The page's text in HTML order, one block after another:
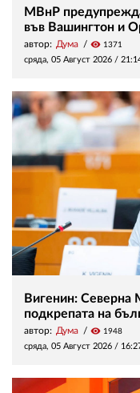
МВнР
във Вашингтон и
автор: Дума visibility 1371
сряда, 05 Август 2026 /
Вигенин: Северна
подкрепата на
автор: Дума visibility 1948
сряда, 05 Август 2026 /